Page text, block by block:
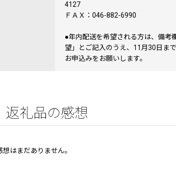
4127
ＦＡＸ：046-882-6990
●年内配送を希望される方は、備考
望」とご記入のうえ、11月30日ま
お申込みをお願いします。
返礼品の感想
想はまだありません。